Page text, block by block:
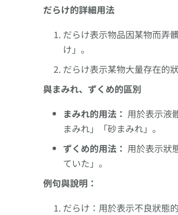
だらけ的詳細用法
だらけ表示物品因某物而弄
け」。
だらけ表示某物大量存在的
與まみれ、ずくめ的區別
まみれ的用法： 用於表示液
まみれ」「砂まみれ」。
ずくめ的用法： 用於表示狀
ていた」。
例句與說明：
だらけ：用於表示不良狀態